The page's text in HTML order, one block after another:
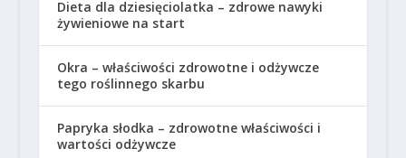
Dieta dla dziesięciolatka – zdrowe nawyki
żywieniowe na start
Okra – właściwości zdrowotne i odżywcze
tego roślinnego skarbu
Papryka słodka – zdrowotne właściwości i
wartości odżywcze